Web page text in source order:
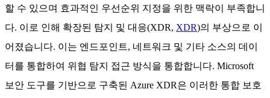
할 수 있으며 효과적인 우선순위 지정을 위한 맥락이 부족합니
다. 이로 인해 확장된 탐지 및 대응(XDR, XDR)의 부상으로 이
어졌습니다. 이는 엔드포인트, 네트워크 및 기타 소스의 데이
터를 통합하여 위협 탐지 접근 방식을 통합합니다. Microsoft
보안 도구를 기반으로 구축된 Azure XDR은 이러한 통합 보호